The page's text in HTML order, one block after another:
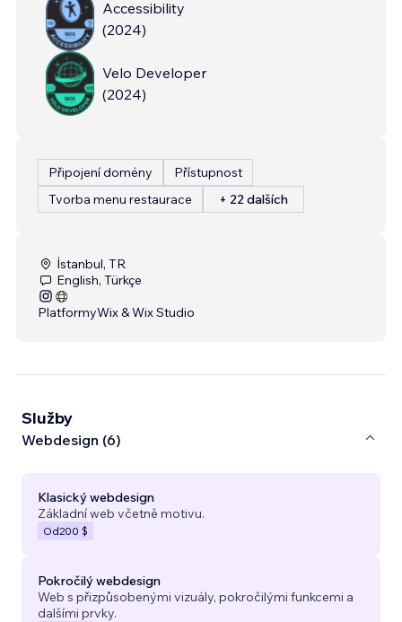
Accessibility
(2024)
Velo Developer
(2024)
Připojení domény
Přístupnost
Tvorba menu restaurace
+ 22 dalších
İstanbul, TR
English, Türkçe
PlatformyWix & Wix Studio
Služby
Webdesign (6)
Klasický webdesign
Základní web včetně motivu.
Od200 $
Pokročilý webdesign
Web s přizpůsobenými vizuály, pokročilými funkcemi a
dalšími prvky.